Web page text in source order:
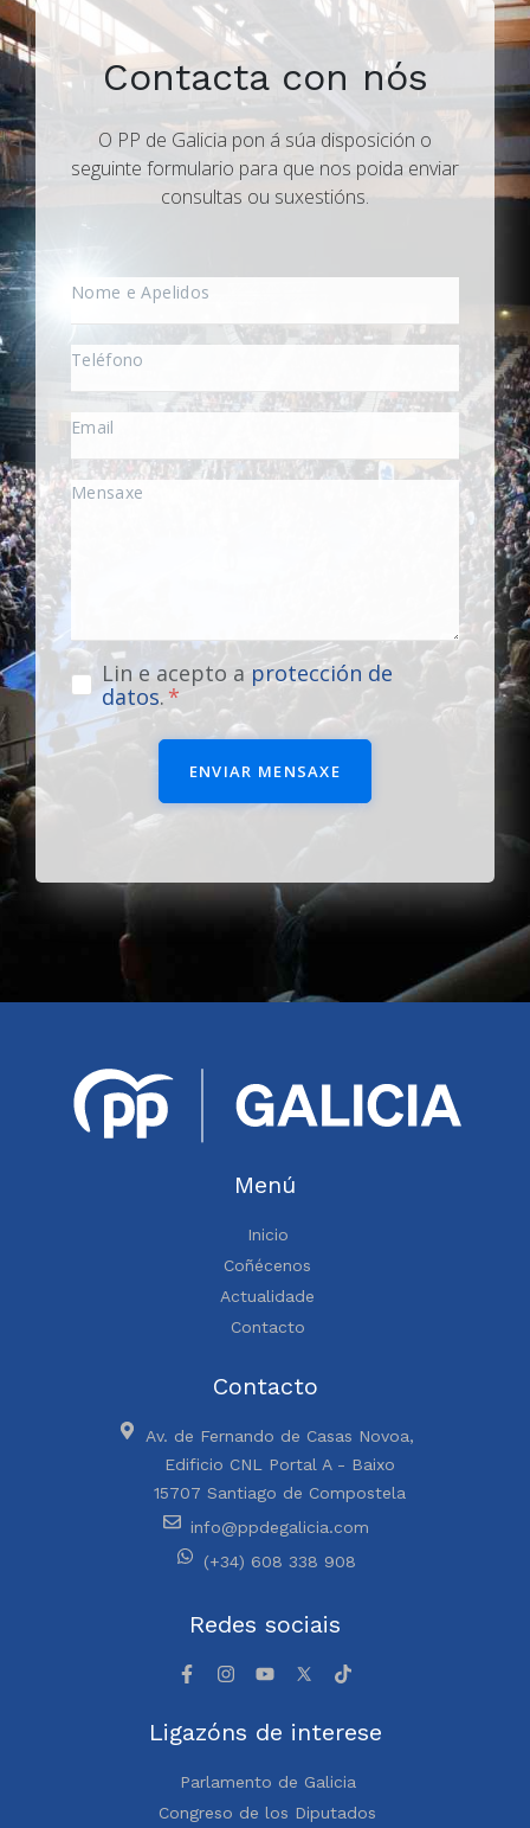
Contacta con nós
O PP de Galicia pon á súa disposición o
seguinte formulario para que nos poida enviar
consultas ou suxestións.
Lin e acepto a protección de
datos.
ENVIAR MENSAXE
Menú
Inicio
Coñécenos
Actualidade
Contacto
Contacto
Av. de Fernando de Casas Novoa,
Edificio CNL Portal A - Baixo
15707 Santiago de Compostela
info@ppdegalicia.com
(+34) 608 338 908
Redes sociais
Ligazóns de interese
Parlamento de Galicia
Congreso de los Diputados